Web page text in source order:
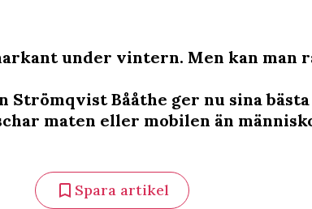
under vintern. Men kan man
Strömqvist Bååthe ger nu sina
maten eller mobilen än
Spara artikel